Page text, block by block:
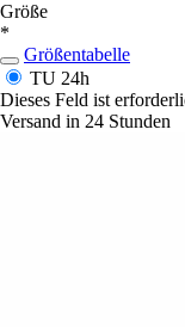
Größe
*
Größentabelle
TU 24h
Dieses Feld ist
Versand in 24 Stunden